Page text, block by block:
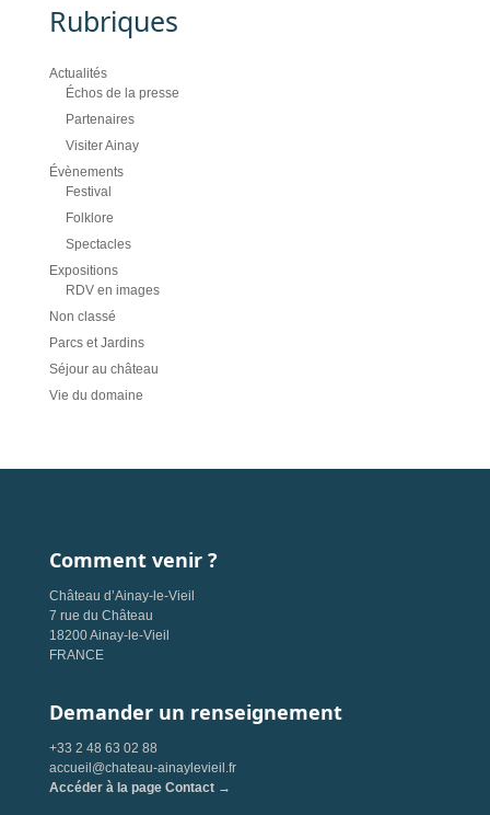
Rubriques
Actualités
Échos de la presse
Partenaires
Visiter Ainay
Évènements
Festival
Folklore
Spectacles
Expositions
RDV en images
Non classé
Parcs et Jardins
Séjour au château
Vie du domaine
Comment venir ?
Château d’Ainay-le-Vieil
7 rue du Château
18200 Ainay-le-Vieil
FRANCE
Demander un renseignement
+33 2 48 63 02 88
accueil@chateau-ainaylevieil.fr
Accéder à la page Contact →